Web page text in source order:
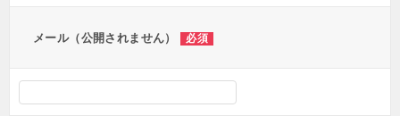
メール（公開されません） 必須